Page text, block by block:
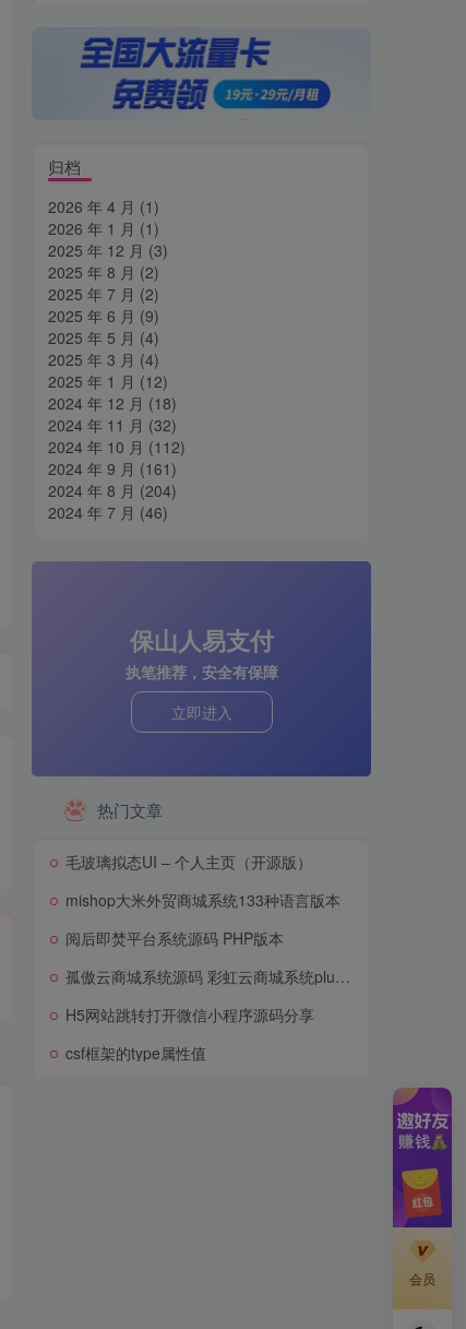
阅后即焚平台系统源码 PHP版本 孤傲云商城系统源码 彩虹云商城系统plus史诗级增强版
归档
2026 年 4 月 (1)
2026 年 1 月 (1)
2025 年 12 月 (3)
2025 年 8 月 (2)
2025 年 7 月 (2)
2025 年 6 月 (9)
2025 年 5 月 (4)
2025 年 3 月 (4)
2025 年 1 月 (12)
2024 年 12 月 (18)
2024 年 11 月 (32)
2024 年 10 月 (112)
2024 年 9 月 (161)
2024 年 8 月 (204)
2024 年 7 月 (46)
保山人易支付
执笔推荐，安全有保障
立即进入
热门文章
毛玻璃拟态UI – 个人主页（开源版）
mishop大米外贸商城系统133种语言版本
阅后即焚平台系统源码 PHP版本
孤傲云商城系统源码 彩虹云商城系统plus史诗级增强版
H5网站跳转打开微信小程序源码分享
csf框架的type属性值
会员